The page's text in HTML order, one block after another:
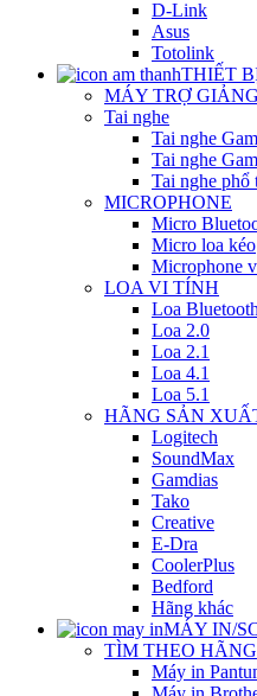
D-Link
Asus
Totolink
THIẾT
MÁY TRỢ GIẢNG
Tai nghe
Tai nghe
Tai nghe
Tai nghe phổ
MICROPHONE
Micro
Micro loa kéo
Microphone
LOA VI TÍNH
Loa Bluetooth
Loa 2.0
Loa 2.1
Loa 4.1
Loa 5.1
HÃNG SẢN
Logitech
SoundMax
Gamdias
Tako
Creative
E-Dra
CoolerPlus
Bedford
Hãng khác
MÁY IN/
TÌM THEO HÃNG
Máy in